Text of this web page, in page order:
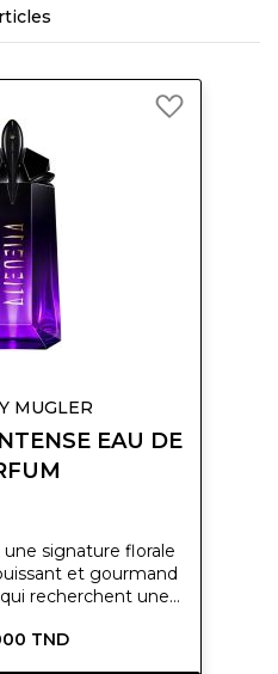
MUGLER
EAU DE
signature florale
et gourmand
recherchent une
Eau de Parfum
TND